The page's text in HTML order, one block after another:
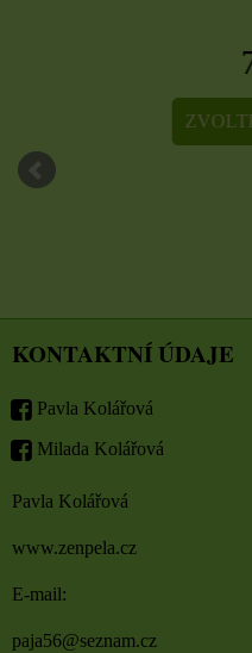
ZVOLTE VARIANTU
KONTAKTNÍ ÚDAJE
Pavla Kolářová
Milada Kolářová
Pavla Kolářová
www.zenpela.cz
E-mail:
paja56@seznam.cz